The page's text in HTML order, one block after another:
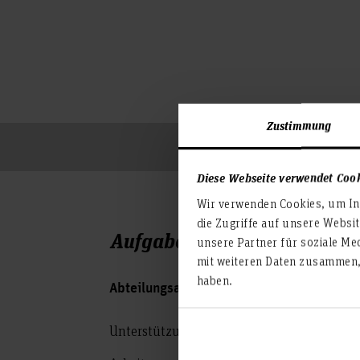
Zustimmung
Diese Webseite verwendet
Wir verwenden Cookies, um
die Zugriffe auf unsere
unsere Partner für soziale
mit weiteren Daten
haben.
Aufgaben
Abteilungsassistenz Abteilung Informatik
Unterstützung des Studiendekans,